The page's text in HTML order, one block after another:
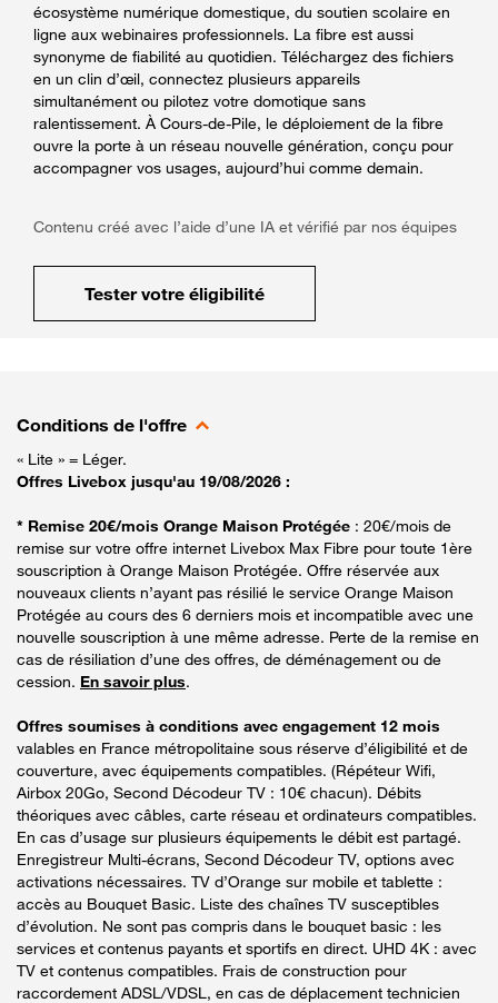
écosystème numérique domestique, du soutien scolaire en
ligne aux webinaires professionnels. La fibre est aussi
synonyme de fiabilité au quotidien. Téléchargez des fichiers
en un clin d’œil, connectez plusieurs appareils
simultanément ou pilotez votre domotique sans
ralentissement. À Cours-de-Pile, le déploiement de la fibre
ouvre la porte à un réseau nouvelle génération, conçu pour
accompagner vos usages, aujourd’hui comme demain.
Contenu créé avec l’aide d’une IA et vérifié par nos équipes
Tester votre éligibilité
Conditions de l'offre
« Lite » = Léger.
Offres Livebox jusqu'au 19/08/2026 :
* Remise 20€/mois Orange Maison Protégée : 20€/mois de
remise sur votre offre internet Livebox Max Fibre pour toute 1ère
souscription à Orange Maison Protégée. Offre réservée aux
nouveaux clients n’ayant pas résilié le service Orange Maison
Protégée au cours des 6 derniers mois et incompatible avec une
nouvelle souscription à une même adresse. Perte de la remise en
cas de résiliation d’une des offres, de déménagement ou de
cession. En savoir plus.
Offres soumises à conditions avec engagement 12 mois
valables en France métropolitaine sous réserve d’éligibilité et de
couverture, avec équipements compatibles. (Répéteur Wifi,
Airbox 20Go, Second Décodeur TV : 10€ chacun). Débits
théoriques avec câbles, carte réseau et ordinateurs compatibles.
En cas d’usage sur plusieurs équipements le débit est partagé.
Enregistreur Multi-écrans, Second Décodeur TV, options avec
activations nécessaires. TV d’Orange sur mobile et tablette :
accès au Bouquet Basic. Liste des chaînes TV susceptibles
d’évolution. Ne sont pas compris dans le bouquet basic : les
services et contenus payants et sportifs en direct. UHD 4K : avec
TV et contenus compatibles. Frais de construction pour
raccordement ADSL/VDSL, en cas de déplacement technicien